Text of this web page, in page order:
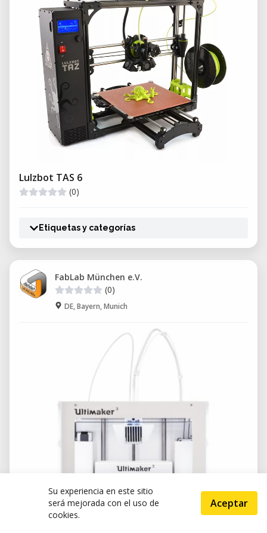
Lulzbot TAS 6
(0)
Etiquetas y categorías
FabLab München e.V.
(0)
DE, Bayern, Munich
Su experiencia en este sitio
será mejorada con el uso de
cookies.
Aceptar